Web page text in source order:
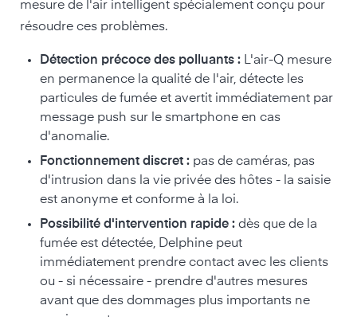
mesure de l'air intelligent spécialement conçu pour
résoudre ces problèmes.
Détection précoce des polluants : L'air-Q mesure
en permanence la qualité de l'air, détecte les
particules de fumée et avertit immédiatement par
message push sur le smartphone en cas
d'anomalie.
Fonctionnement discret : pas de caméras, pas
d'intrusion dans la vie privée des hôtes - la saisie
est anonyme et conforme à la loi.
Possibilité d'intervention rapide : dès que de la
fumée est détectée, Delphine peut
immédiatement prendre contact avec les clients
ou - si nécessaire - prendre d'autres mesures
avant que des dommages plus importants ne